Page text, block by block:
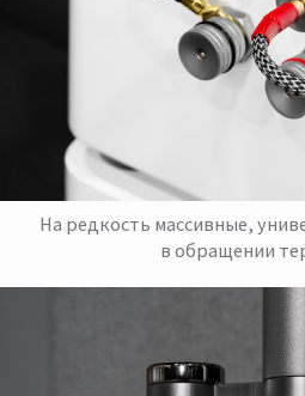
На редкость массивные,
в обращении